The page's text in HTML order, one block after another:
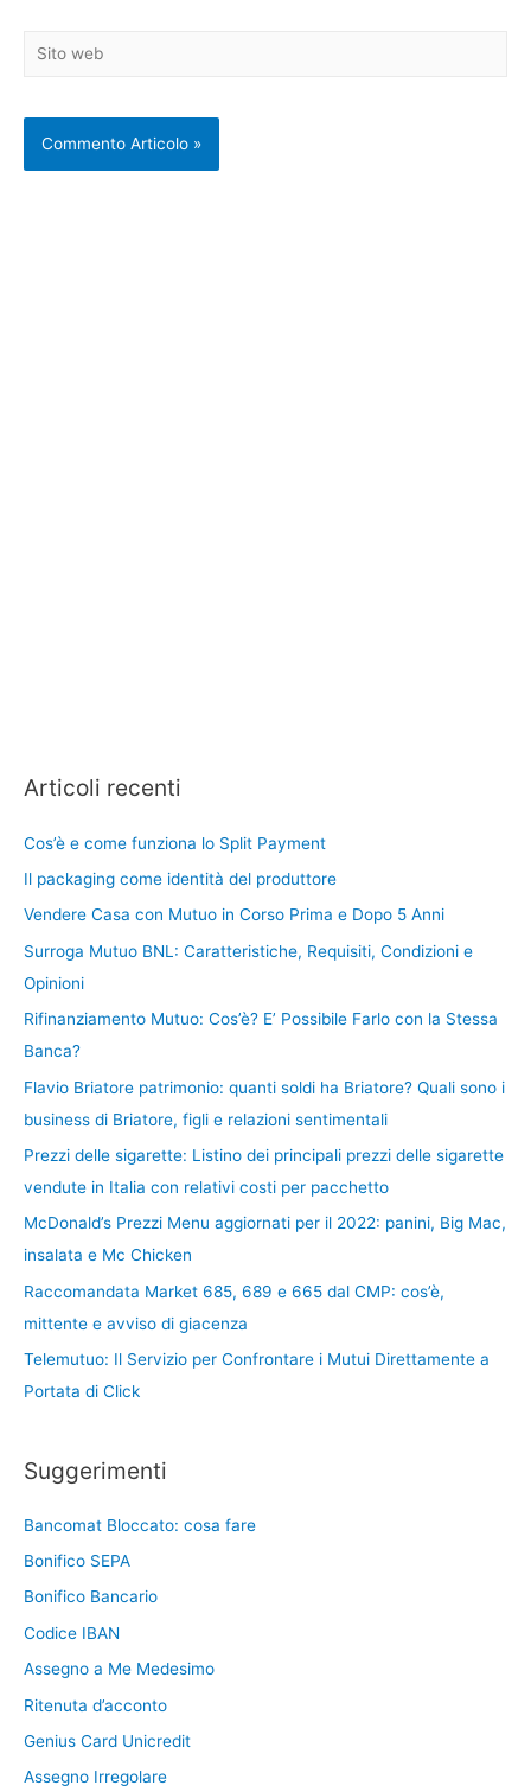
Sito
Articoli recenti
Cos’è e come funziona lo Split Payment
Il packaging come identità del produttore
Vendere Casa con Mutuo in Corso Prima e Dopo 5 Anni
Surroga Mutuo BNL: Caratteristiche, Requisiti, Condizioni e
Opinioni
Rifinanziamento Mutuo: Cos’è? E’ Possibile Farlo con la Stessa
Banca?
Flavio Briatore patrimonio: quanti soldi ha Briatore? Quali sono i
business di Briatore, figli e relazioni sentimentali
Prezzi delle sigarette: Listino dei principali prezzi delle sigarette
vendute in Italia con relativi costi per pacchetto
McDonald’s Prezzi Menu aggiornati per il 2022: panini, Big Mac,
insalata e Mc Chicken
Raccomandata Market 685, 689 e 665 dal CMP: cos’è,
mittente e avviso di giacenza
Telemutuo: Il Servizio per Confrontare i Mutui Direttamente a
Portata di Click
Suggerimenti
Bancomat Bloccato: cosa fare
Bonifico SEPA
Bonifico Bancario
Codice IBAN
Assegno a Me Medesimo
Ritenuta d’acconto
Genius Card Unicredit
Assegno Irregolare